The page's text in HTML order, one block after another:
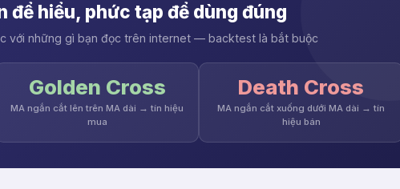
hiểu, phức tạp để dùng đúng
với những gì bạn đọc trên internet — backtest là bắt buộc
Golden Cross
MA ngắn cắt lên trên MA dài → tín hiệu
mua
Death Cross
MA ngắn cắt xuống dưới MA dài → tín
hiệu bán